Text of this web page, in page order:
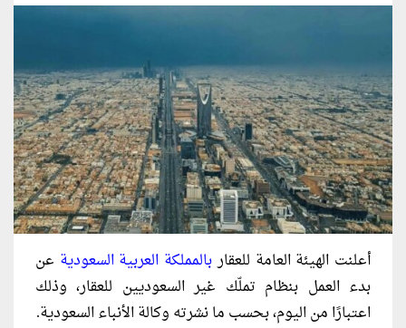
أعلنت الهيئة العامة للعقاربالمملكة العربية السعودية عن
بدء العمل بنظام تملّك غير السعوديين للعقار، وذلك
اعتبارًا من اليوم، بحسب ما نشرته وكالة الأنباء السعودية.